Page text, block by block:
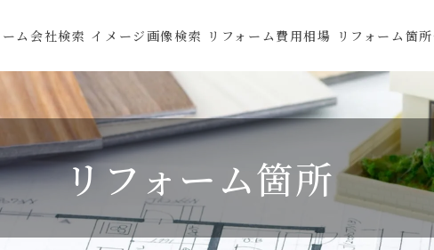
ム会社検索 イメージ画像検索 リフォーム費用相場 リフォーム箇
リフォーム箇所